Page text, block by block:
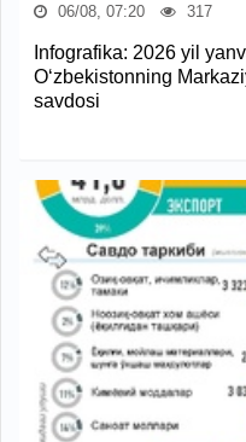
06/08, 07:20 317
Infografika: 2026 yil
O‘zbekistonning
savdosi